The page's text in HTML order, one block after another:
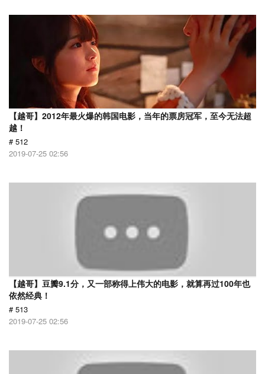
【越哥】2012年最火爆的韩国电影，当年的票房冠军，至今无法超
越！
# 512
2019-07-25 02:56
【越哥】豆瓣9.1分，又一部称得上伟大的电影，就算再过100年也
依然经典！
# 513
2019-07-25 02:56